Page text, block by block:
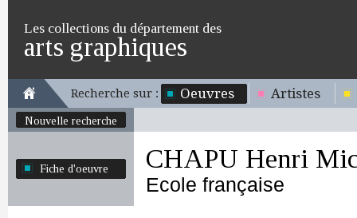
Les collections du département des
arts graphiques
Recherche sur : Oeuvres Artistes
Nouvelle recherche
Fiche d'oeuvre CHAPU Henri
Ecole française